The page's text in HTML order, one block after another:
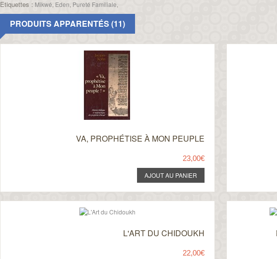
Etiquettes : Mikwé, Eden, Pureté Familiale
PRODUITS APPARENTÉS (11)
VA, PROPHÉTISE À MON PEUPLE
23,00€
L'ART DU CHIDOUKH
22,00€